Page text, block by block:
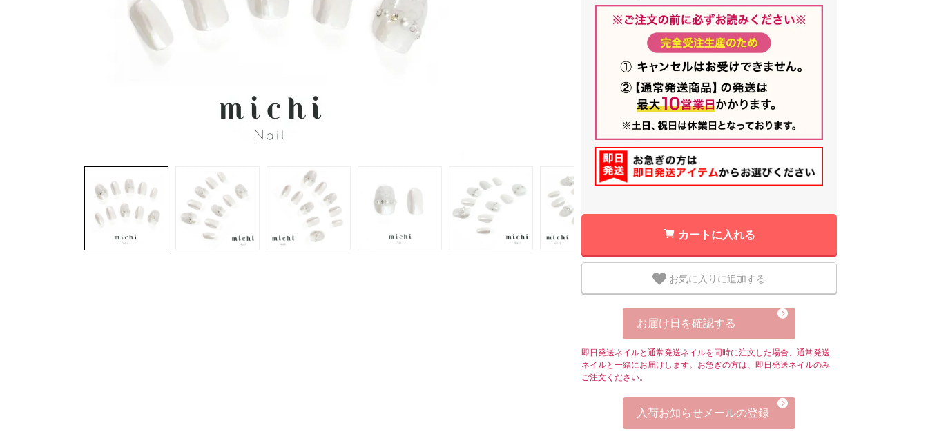
カートに入れる
お気に入りに追加する
お届け日を確認する
即日発送ネイルと通常発送ネイルを同時に注文した場合、通常発送
ネイルと一緒にお届けします。お急ぎの方は、即日発送ネイルのみ
ご注文ください。
入荷お知らせメールの登録